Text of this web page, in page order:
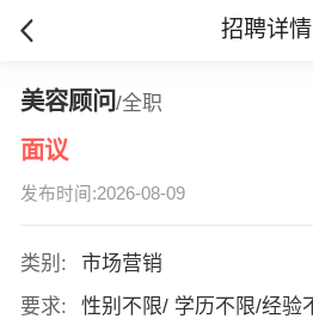
招聘详情
美容顾问/全职
面议
发布时间:2026-08-09
类别:
市场营销
要求:
性别不限/ 学历不限/经验